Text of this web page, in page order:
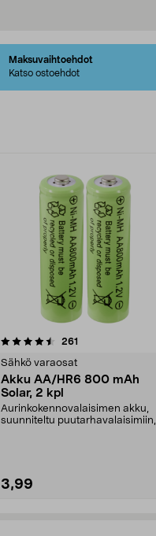
Maksuvaihtoehdot
Katso ostoehdot
261
Sähkö varaosat
Akku AA/HR6 800 mAh
Solar, 2 kpl
Aurinkokennovalaisimen akku,
suunniteltu puutarhavalaisimiin,
3,99
4.0 viidestä